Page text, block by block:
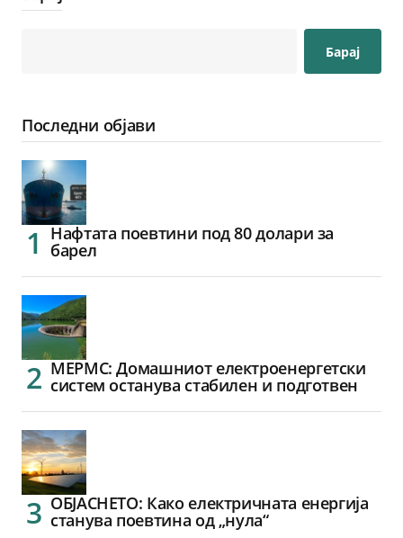
Барај
Последни објави
Нафтата поевтини под 80 долари за
барел
МЕРМС: Домашниот електроенергетски
систем останува стабилен и подготвен
ОБЈАСНЕТО: Како електричната енергија
станува поевтина од „нула“